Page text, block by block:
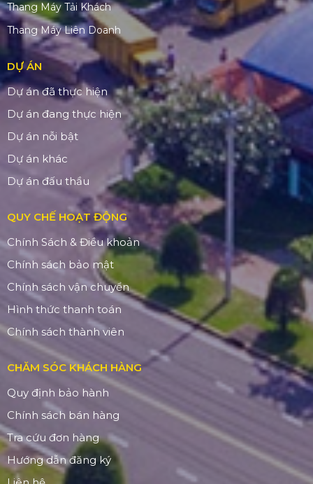
Thang Máy Tải Khách
Thang Máy Liên Doanh
DỰ ÁN
Dự án đã thực hiện
Dự án đang thực hiện
Dự án nỗi bật
Dự án khác
Dự án đấu thầu
QUY CHẾ HOẠT ĐỘNG
Chính Sách & Điều khoản
Chính sách bảo mật
Chính sách vận chuyển
Hình thức thanh toán
Chính sách thành viên
CHĂM SÓC KHÁCH HÀNG
Quy định bảo hành
Chính sách bán hàng
Tra cứu đơn hàng
Hướng dẫn đăng ký